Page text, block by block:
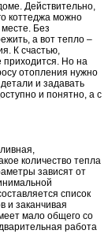
Действительно,
коттеджа можно
Без
а вот тепло –
К счастью,
Но на
отопления нужно
и задавать
и понятно, а с
количество тепла
зависят от
список
и заканчивая
мало общего со
работа